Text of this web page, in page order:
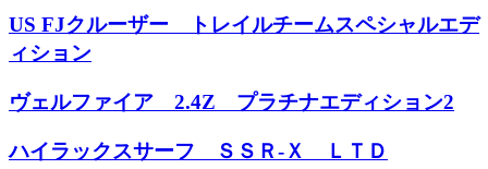
US FJクルーザー トレイルチームスペシャルエデ
ィション
ヴェルファイア 2.4Z プラチナエディション2
ハイラックスサーフ ＳＳＲ-Ｘ ＬＴＤ